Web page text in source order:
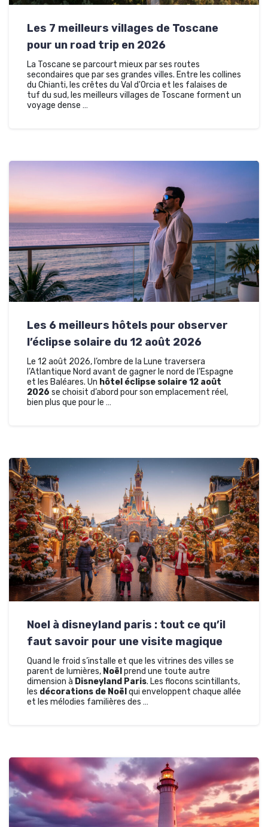
Les 7 meilleurs villages de Toscane
pour un road trip en 2026
La Toscane se parcourt mieux par ses routes
secondaires que par ses grandes villes. Entre les collines
du Chianti, les crêtes du Val d'Orcia et les falaises de
tuf du sud, les meilleurs villages de Toscane forment un
voyage dense …
Les 6 meilleurs hôtels pour observer
l’éclipse solaire du 12 août 2026
Le 12 août 2026, l’ombre de la Lune traversera
l’Atlantique Nord avant de gagner le nord de l’Espagne
et les Baléares. Un hôtel éclipse solaire 12 août
2026 se choisit d’abord pour son emplacement réel,
bien plus que pour le …
Noel à disneyland paris : tout ce qu’il
faut savoir pour une visite magique
Quand le froid s’installe et que les vitrines des villes se
parent de lumières, Noël prend une toute autre
dimension à Disneyland Paris. Les flocons scintillants,
les décorations de Noël qui enveloppent chaque allée
et les mélodies familières des …